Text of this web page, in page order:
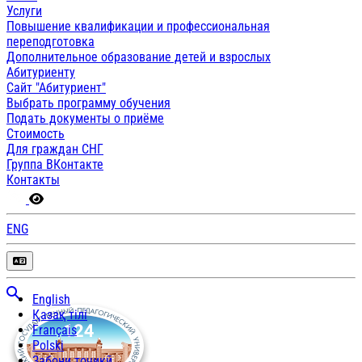
Услуги
Повышение квалификации и профессиональная
переподготовка
Дополнительное образование детей и взрослых
Абитуриенту
Сайт "Абитуриент"
Выбрать программу обучения
Подать документы о приёме
Стоимость
Для граждан СНГ
Группа ВКонтакте
Контакты
ENG
English
Қазақ тілі
Français
Polski